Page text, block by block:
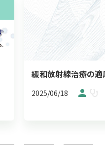
緩和放射線治療の適
2025/06/18